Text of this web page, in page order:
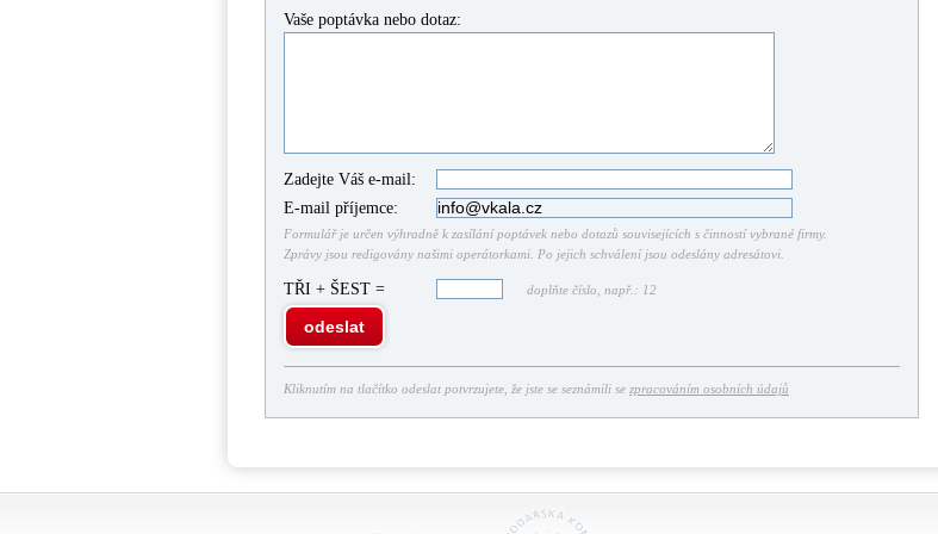
Vaše poptávka nebo dotaz:
Zadejte Váš e-mail:
E-mail příjemce:
Formulář je určen výhradně k zasílání poptávek nebo dotazů souvisejících s činností vybrané firmy.
Zprávy jsou redigovány našimi operátorkami. Po jejich schválení jsou odeslány adresátovi.
TŘI + ŠEST = doplňte číslo, např.: 12
odeslat
Kliknutím na tlačítko odeslat potvrzujete, že jste se seznámili se zpracováním osobních údajů